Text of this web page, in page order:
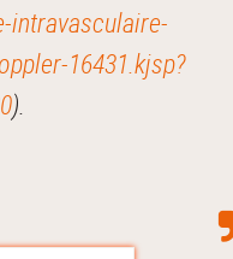
intravasculaire-
16431.kjsp?
).